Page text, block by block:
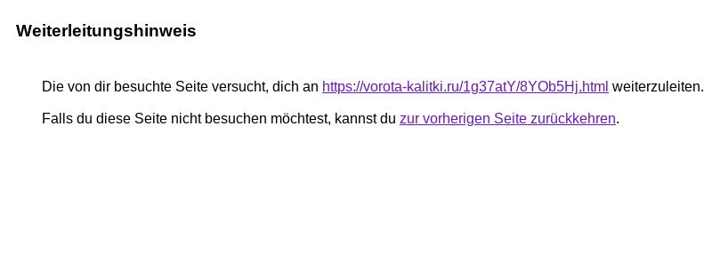
Weiterleitungshinweis
Die von dir besuchte Seite versucht, dich an https://vorota-kalitki.ru/1g37atY/8YOb5Hj.html weiterzuleiten.
Falls du diese Seite nicht besuchen möchtest, kannst du zur vorherigen Seite zurückkehren.